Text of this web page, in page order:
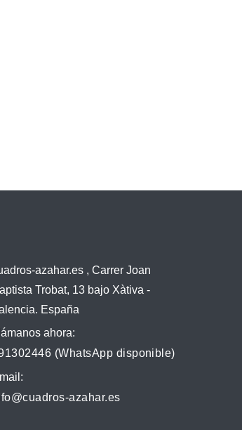
azahar.es , Carrer Joan
Trobat, 13 bajo Xàtiva -
España
ahora:
(WhatsApp disponible)
azahar.es